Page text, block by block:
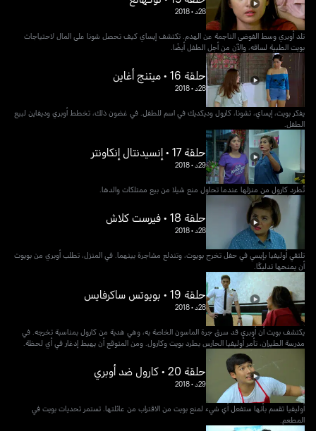
28د •
2018
تلد أوبري وسط الفوضى الناجمة عن الهدم. تكتشف إيساي كيف تحصل شونا على المال لاحتياجات
بويت الطبية لساقه، والآن من أجل الطفل أيضًا.
حلقة 16 • ميتنج أغاين
28د •
2018
يفكر بويت، إيساي، تشونا، كارول وديكديك في اسم للطفل. في غضون ذلك، تخطط أوبري وديفاين لبيع
الطفل.
حلقة 17 • إنسيدنتال إنكاونتر
29د •
2018
تُطرد كارول من منزلها عندما تحاول منع شيلا من بيع ممتلكات والدها.
حلقة 18 • فيرست كلاش
28د •
2018
تلتقي أوليفيا بإيسي في حفل تخرج بويوت، وتندلع مشاجرة بينهما. في المنزل، تطلب أوبري من بويوت
أن يمنحها تدليكًا.
حلقة 19 • بويوتس ساكرفايس
28د •
2018
يكتشف بويت أن أوبري قد سرق جرة الماسون الخاصة به، وهي هدية من كارول بمناسبة تخرجه. في
مدرسة الطيران، تأمر أوليفيا الحارس بطرد بويت وكارول. ومن المتوقع أن يهبط إدغار في أي لحظة.
حلقة 20 • كارول ضد أوبري
29د •
2018
أوليفيا تقسم بأنها ستفعل أي شيء لمنع بويت من الاقتراب من عائلتها. تستمر تحديات بويت في
المطعم.